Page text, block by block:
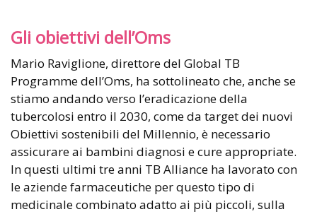
Gli obiettivi dell’Oms
Mario Raviglione, direttore del Global TB
Programme dell’Oms, ha sottolineato che, anche se
stiamo andando verso l’eradicazione della
tubercolosi entro il 2030, come da target dei nuovi
Obiettivi sostenibili del Millennio, è necessario
assicurare ai bambini diagnosi e cure appropriate.
In questi ultimi tre anni TB Alliance ha lavorato con
le aziende farmaceutiche per questo tipo di
medicinale combinato adatto ai più piccoli, sulla